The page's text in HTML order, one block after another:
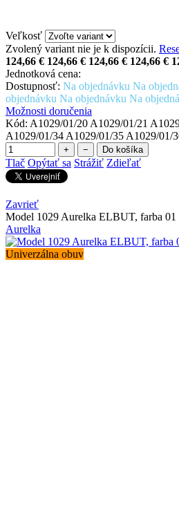
Veľkosť
Zvolený variant nie je k dispozícii.
124,66 € 124,66 € 124,66 € 124,66 €
Jednotková cena:
Dostupnosť: Na objednávku Na
objednávku Na objednávku Na
Možnosti doručenia
Kód: A1029/01/20 A1029/01/21
A1029/01/34 A1029/01/35 A1029/01/
+ − Do košíka
Tlač Opýtať sa Strážiť Zdieľať
Zavrieť
Model 1029 Aurelka ELBUT, farba 01
Aurelka
Univerzálna obuv